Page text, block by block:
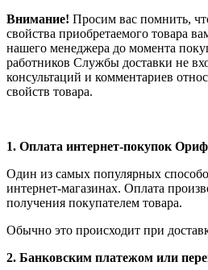
Внимание! Просим вас помнить,
свойства приобретаемого товара
нашего менеджера до момента
работников Службы доставки не
консультаций и комментариев
свойств товара.
1. Оплата интернет-покупок
Один из самых популярных
интернет-магазинах. Оплата
получения покупателем товара.
Обычно это происходит при
2. Банковским платежом или